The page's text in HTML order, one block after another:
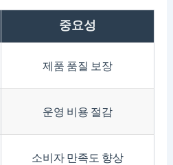
중요성
제품 품질 보장
운영 비용 절감
소비자 만족도 향상